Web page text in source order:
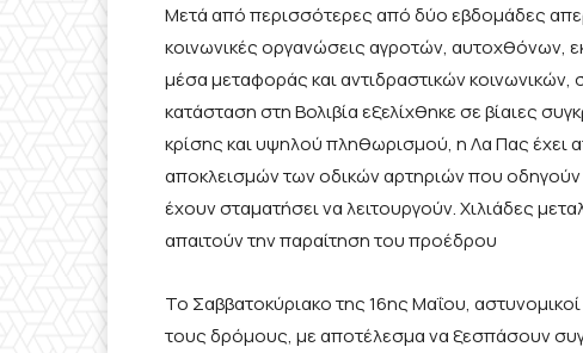
Μετά από περισσότερες από δύο εβδομάδες
κοινωνικές οργανώσεις αγροτών, αυτοχθόνων,
μέσα μεταφοράς και αντιδραστικών
κατάσταση στη Βολιβία εξελίχθηκε σε βίαιες
κρίσης και υψηλού πληθωρισμού, η Λα Πας
αποκλεισμών των οδικών αρτηριών που
έχουν σταματήσει να λειτουργούν. Χιλιάδες
απαιτούν την παραίτηση του προέδρου
Το Σαββατοκύριακο της 16ης Μαΐου,
τους δρόμους, με αποτέλεσμα να ξεσπάσουν